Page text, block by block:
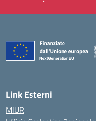
Link Esterni
MIUR